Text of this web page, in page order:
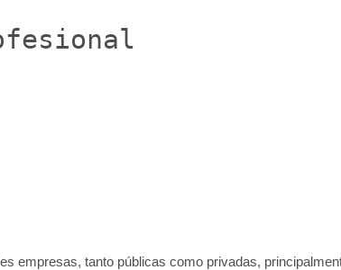
empresas, tanto públicas como privadas,